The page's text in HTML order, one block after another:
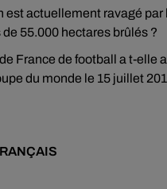
est actuellement ravagé par
55.000 hectares brûlés ?
France de football a t-elle
du monde le 15 juillet